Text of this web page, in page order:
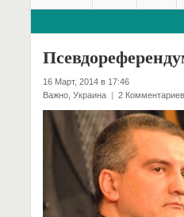
16 Март, 2014 в 17:46
Важно, Украина | 2 Комментариев